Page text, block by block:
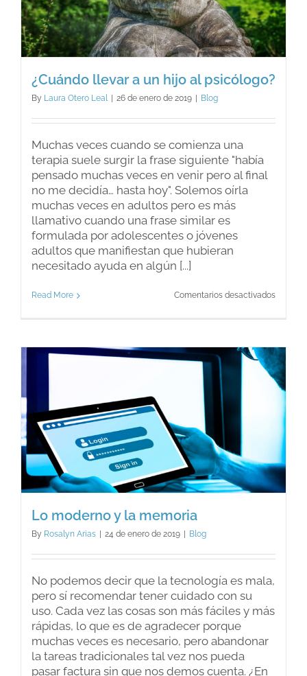
¿Cuándo llevar a un hijo al psicólogo?
By Laura Otero Leal 26 de enero de 2019 Blog
Muchas veces cuando se comienza una
terapia suele surgir la frase siguiente "había
pensado muchas veces en venir pero al final
no me decidía… hasta hoy". Solemos oírla
muchas veces en adultos pero es más
llamativo cuando una frase similar es
formulada por adolescentes o jóvenes
adultos que manifiestan que hubieran
necesitado ayuda en algún [...]
Read More Comentarios desactivadosen
hijo
al
Lo moderno y la memoria
By Rosalyn Arias 24 de enero de 2019 Blog
No podemos decir que la tecnología es mala,
pero sí recomendar tener cuidado con su
uso. Cada vez las cosas son más fáciles y más
rápidas, lo que es de agradecer porque
muchas veces es necesario, pero abandonar
la tareas tradicionales tal vez nos pueda
pasar factura sin que nos demos cuenta. ¿En